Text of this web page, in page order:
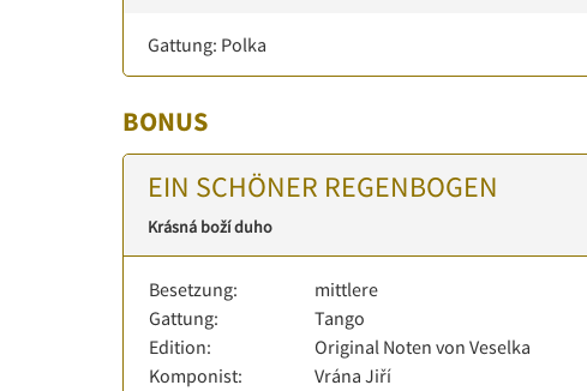
Gattung: Polka
BONUS
EIN SCHÖNER REGENBOGEN
Krásná boží duho
Besetzung:
mittlere
Gattung:
Tango
Edition:
Original Noten von Veselka
Komponist:
Vrána Jiří